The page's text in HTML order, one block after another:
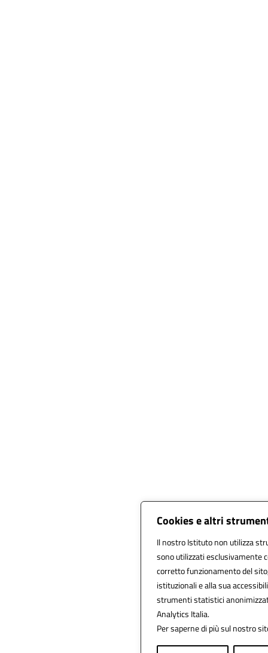
Cookies e altri
Il nostro Istituto non utilizza
sono utilizzati esclusivamente
corretto funzionamento del
istituzionali e alla sua
strumenti statistici
Analytics Italia.
Per saperne di più sul nostro